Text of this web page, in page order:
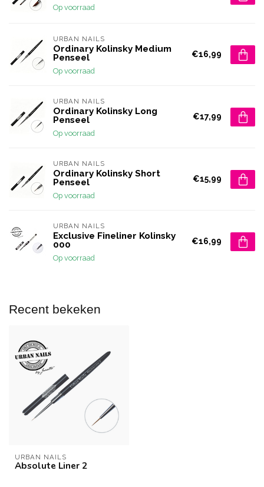
Op voorraad
URBAN NAILS
Ordinary Kolinsky Medium
Penseel
Op voorraad
€16,99
URBAN NAILS
Ordinary Kolinsky Long
Penseel
Op voorraad
€17,99
URBAN NAILS
Ordinary Kolinsky Short
Penseel
Op voorraad
€15,99
URBAN NAILS
Exclusive Fineliner Kolinsky
000
Op voorraad
€16,99
Recent bekeken
URBAN NAILS
Absolute Liner 2